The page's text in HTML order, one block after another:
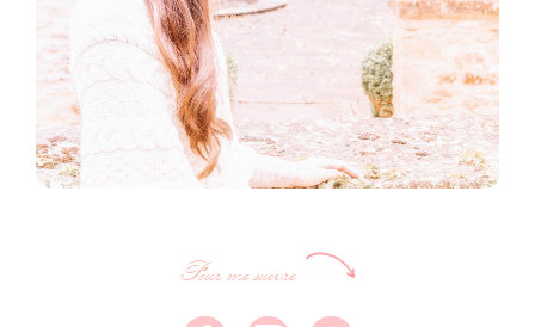
Pour me suivre